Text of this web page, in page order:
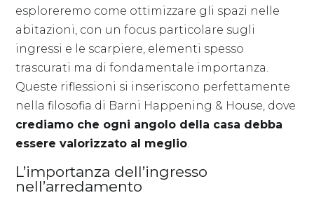
esploreremo come ottimizzare gli spazi nelle
abitazioni, con un focus particolare sugli
ingressi e le scarpiere, elementi spesso
trascurati ma di fondamentale importanza.
Queste riflessioni si inseriscono perfettamente
nella filosofia di Barni Happening & House, dove
crediamo che ogni angolo della casa debba
essere valorizzato al meglio.
L’importanza dell’ingresso
nell’arredamento